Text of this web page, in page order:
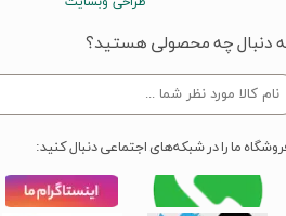
دنبال چه محصولی هستید؟
ما را در شبکه‌های اجتماعی دنبال کنید: